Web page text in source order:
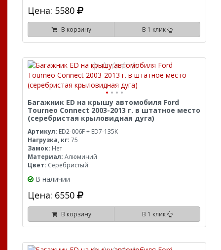
Цена: 5580
В корзину В 1 клик
Багажник ED на крышу автомобиля Ford
Tourneo Connect 2003-2013 г. в штатное место
(серебристая крыловидная дуга)
Артикул: ED2-006F + ED7-135K
Нагрузка, кг: 75
Замок: Нет
Материал: Алюминий
Цвет: Серебристый
В наличии
Цена: 6550
В корзину В 1 клик